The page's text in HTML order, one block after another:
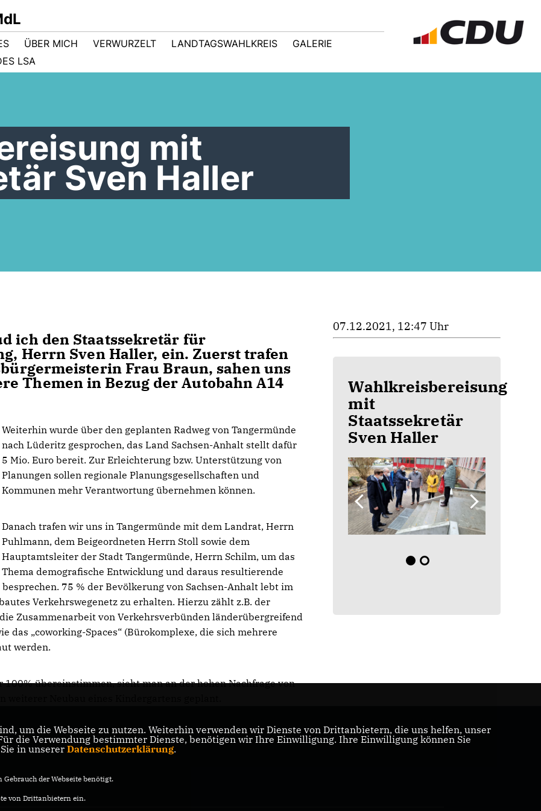
ÜBER MICH VERWURZELT LANDTAGSWAHLKREIS
GALERIE
LSA
mit
Sven Haller
ich den Staatssekretär für
Herrn Sven Haller, ein. Zuerst trafen
Frau Braun, sahen uns
Themen in Bezug der Autobahn A14
Weiterhin wurde über den geplanten Radweg von Tangermünde
nach Lüderitz gesprochen, das Land Sachsen-Anhalt stellt dafür
5 Mio. Euro bereit. Zur Erleichterung bzw. Unterstützung von
Planungen sollen regionale Planungsgesellschaften und
Kommunen mehr Verantwortung übernehmen können.
Danach trafen wir uns in Tangermünde mit dem Landrat, Herrn
Puhlmann, dem Beigeordneten Herrn Stoll sowie dem
Hauptamtsleiter der Stadt Tangermünde, Herrn Schilm, um das
Thema demografische Entwicklung und daraus resultierende
75 % der Bevölkerung von Sachsen-Anhalt lebt im
Verkehrswegenetz zu erhalten. Hierzu zählt z.B. der
Zusammenarbeit von Verkehrsverbünden länderübergreifend
das „coworking-Spaces“ (Bürokomplexe, die sich mehrere
werden.
übereinstimmen, sieht man an der hohen Nachfrage von
07.12.2021, 12:47 Uhr
Wahlkreisbereisung
mit
Staatssekretär
Sven Haller
um die Webseite zu nutzen. Weiterhin verwenden wir Dienste von Drittanbietern, die uns helfen, unser
die Verwendung bestimmter Dienste, benötigen wir Ihre Einwilligung. Ihre Einwilligung können Sie
in unserer Datenschutzerklärung.
der Webseite benötigt.
von Drittanbietern ein.